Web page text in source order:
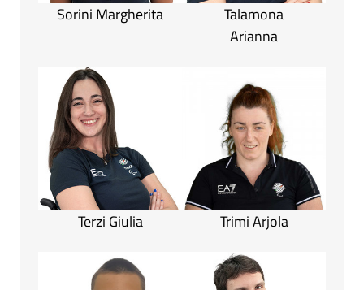
Sorini Margherita
Talamona
Arianna
Terzi Giulia Trimi Arjola